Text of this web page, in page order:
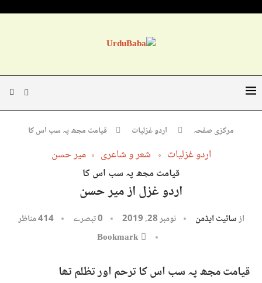
مرکزی صفحہ اردو غزلیات قیامت مجھ پہ سب اس کا
اردو غزلیات شعر و شاعری میر حسن
قیامت مجھ پہ سب اس کا
اردو غزل از میر حسن
ازسائیٹ ایڈمن نومبر 28, 2019 0 تبصرے 414مناظر
Bookmark
قیامت مجھ پہ سب اس کا ترحم اور تظلم تھا